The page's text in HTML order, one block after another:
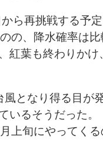
ら再挑戦する予定
の、降水確率は
紅葉も終わりか
となり得る目が
いるそうだった。
上旬にやってく